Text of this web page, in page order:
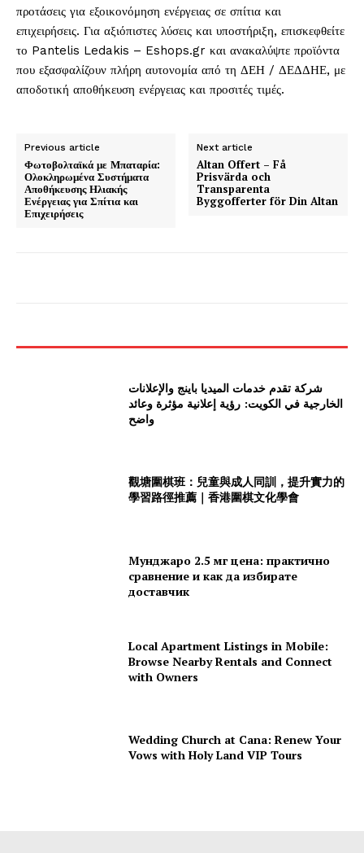
προτάσεις για εξοικονόμηση ενέργειας σε σπίτια και
επιχειρήσεις. Για αξιόπιστες λύσεις και υποστήριξη, επισκεφθείτε
το Pantelis Ledakis – Eshops.gr και ανακαλύψτε προϊόντα
που εξασφαλίζουν πλήρη αυτονομία από τη ΔΕΗ / ΔΕΔΔΗΕ, με
αποδοτική αποθήκευση ενέργειας και προσιτές τιμές.
Previous article
Φωτοβολταϊκά με Μπαταρία:
Ολοκληρωμένα Συστήματα
Αποθήκευσης Ηλιακής
Ενέργειας για Σπίτια και
Επιχειρήσεις
Next article
Altan Offert – Få
Prisvärda och
Transparenta
Byggofferter för Din Altan
شركة تقدم خدمات الميديا باينج والإعلانات
الخارجية في الكويت: رؤية إعلانية مؤثرة وعائد
واضح
觀塘圍棋班：兒童與成人同訓，提升實力的
學習路徑推薦｜香港圍棋文化學會
Мунджаро 2.5 мг цена: практично
сравнение и как да избирате
доставчик
Local Apartment Listings in Mobile:
Browse Nearby Rentals and Connect
with Owners
Wedding Church at Cana: Renew Your
Vows with Holy Land VIP Tours